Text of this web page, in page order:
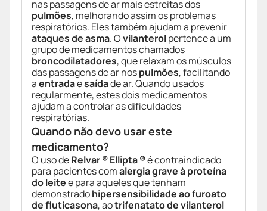
nas passagens de ar mais estreitas dos
pulmões, melhorando assim os problemas
respiratórios. Eles também ajudam a prevenir
ataques de asma. Ovilanterolpertence a um
grupo de medicamentos chamados
broncodilatadores, que relaxam os músculos
das passagens de ar nospulmões, facilitando
aentradaesaídade ar. Quando usados
regularmente, estes dois medicamentos
ajudam a controlar as dificuldades
respiratórias.
Quando não devo usar este
medicamento?
O uso deRelvar ® Ellipta ®é contraindicado
para pacientes comalergia grave à proteína
do leitee para aqueles que tenham
demonstradohipersensibilidade ao furoato
de fluticasona, aotrifenatato de vilanterol